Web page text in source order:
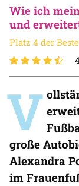
Wie ich
und
Platz 4 der
V
große
Alexandra
im